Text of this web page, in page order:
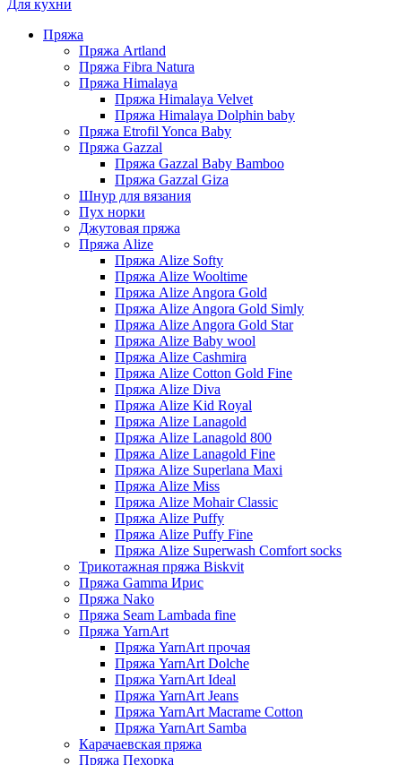
Для кухни
Пряжа
Пряжа Artland
Пряжа Fibra Natura
Пряжа Himalaya
Пряжа Himalaya Velvet
Пряжа Himalaya Dolphin baby
Пряжа Etrofil Yonca Baby
Пряжа Gazzal
Пряжа Gazzal Baby Bamboo
Пряжа Gazzal Giza
Шнур для вязания
Пух норки
Джутовая пряжа
Пряжа Alize
Пряжа Alize Softy
Пряжа Alize Wooltime
Пряжа Alize Angora Gold
Пряжа Alize Angora Gold Simly
Пряжа Alize Angora Gold Star
Пряжа Alize Baby wool
Пряжа Alize Cashmira
Пряжа Alize Cotton Gold Fine
Пряжа Alize Diva
Пряжа Alize Kid Royal
Пряжа Alize Lanagold
Пряжа Alize Lanagold 800
Пряжа Alize Lanagold Fine
Пряжа Alize Superlana Maxi
Пряжа Alize Miss
Пряжа Alize Mohair Classic
Пряжа Alize Puffy
Пряжа Alize Puffy Fine
Пряжа Alize Superwash Comfort socks
Трикотажная пряжа Biskvit
Пряжа Gamma Ирис
Пряжа Nako
Пряжа Seam Lambada fine
Пряжа YarnArt
Пряжа YarnArt прочая
Пряжа YarnArt Dolche
Пряжа YarnArt Ideal
Пряжа YarnArt Jeans
Пряжа YarnArt Macrame Cotton
Пряжа YarnArt Samba
Карачаевская пряжа
Пряжа Пехорка